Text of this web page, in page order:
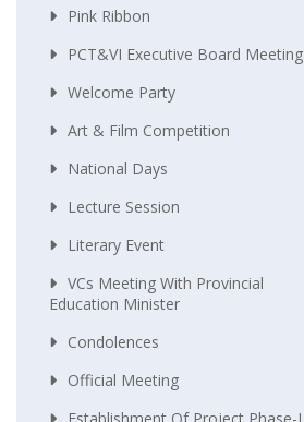
Pink Ribbon
PCT&VI Executive Board Meeting
Welcome Party
Art & Film Competition
National Days
Lecture Session
Literary Event
VCs Meeting With Provincial
Education Minister
Condolences
Official Meeting